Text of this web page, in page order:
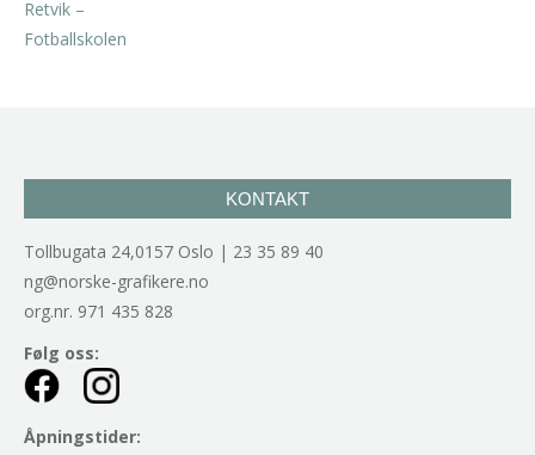
KONTAKT
Tollbugata 24,0157 Oslo | 23 35 89 40
ng@norske-grafikere.no
org.nr. 971 435 828
Følg oss:
Åpningstider: